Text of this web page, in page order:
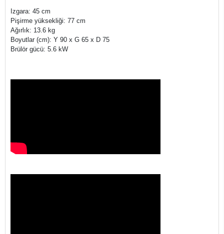
Izgara: 45 cm
Pişirme yüksekliği: 77 cm
Ağırlık: 13.6 kg
Boyutlar (cm): Y 90 x G 65 x D 75
Brülör gücü: 5.6 kW